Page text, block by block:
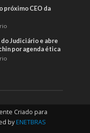
próximo CEO da
Judiciário e abre
por agenda ética
Criado para
by ENETBRAS